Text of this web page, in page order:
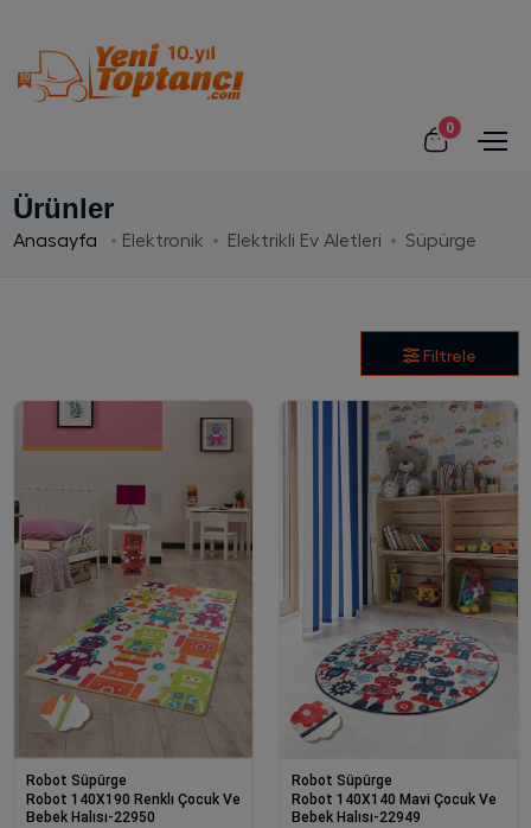
0
Ürünler
Anasayfa Elektronik Elektrikli Ev Aletleri Süpürge
Filtrele
Robot Süpürge
Robot 140X190 Renklı Çocuk Ve
Bebek Halısı-22950
Robot Süpürge
Robot 140X140 Mavi Çocuk Ve
Bebek Halısı-22949